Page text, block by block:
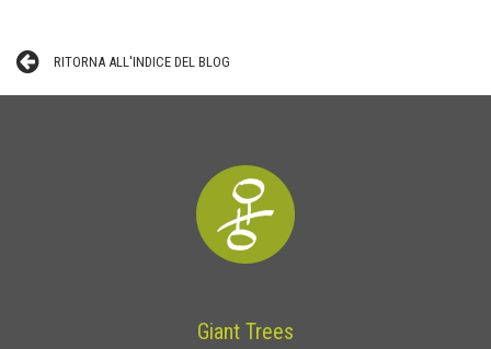
RITORNA ALL'INDICE DEL BLOG
Giant Trees